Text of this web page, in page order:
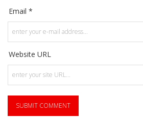
Email *
Website URL